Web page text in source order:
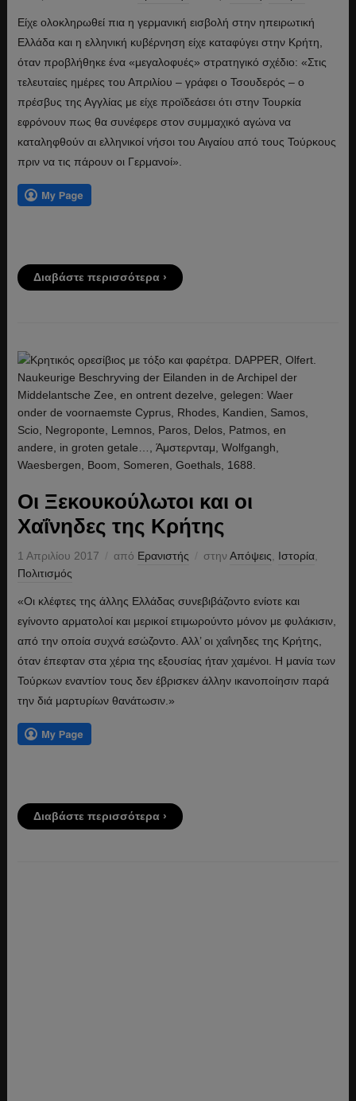
Είχε ολοκληρωθεί πια η γερμανική εισβολή στην ηπειρωτική
Ελλάδα και η ελληνική κυβέρνηση είχε καταφύγει στην Κρήτη,
όταν προβλήθηκε ένα «μεγαλοφυές» στρατηγικό σχέδιο: «Στις
τελευταίες ημέρες του Απριλίου – γράφει ο Τσουδερός – ο
πρέσβυς της Αγγλίας με είχε προϊδεάσει ότι στην Τουρκία
εφρόνουν πως θα συνέφερε στον συμμαχικό αγώνα να
καταληφθούν αι ελληνικοί νήσοι του Αιγαίου από τους Τούρκους
πριν να τις πάρουν οι Γερμανοί».
Διαβάστε περισσότερα ›
Οι Ξεκουκούλωτοι και οι
Χαΐνηδες της Κρήτης
1 Απριλίου 2017 από Ερανιστής στηνΑπόψεις Ιστορία,
Πολιτισμός
«Οι κλέφτες της άλλης Ελλάδας συνεβιβάζοντο ενίοτε και
εγίνοντο αρματολοί και μερικοί ετιμωρούντο μόνον με φυλάκισιν,
από την οποία συχνά εσώζοντο. Αλλ’ οι χαΐνηδες της Κρήτης,
όταν έπεφταν στα χέρια της εξουσίας ήταν χαμένοι. Η μανία των
Τούρκων εναντίον τους δεν έβρισκεν άλλην ικανοποίησιν παρά
την διά μαρτυρίων θανάτωσιν.»
Διαβάστε περισσότερα ›